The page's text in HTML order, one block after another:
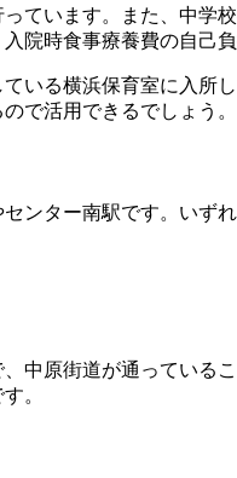
ています。また、中学
院時食事療養費の自己
いる横浜保育室に入所
で活用できるでしょう。
ンター南駅です。いず
中原街道が通っている
。